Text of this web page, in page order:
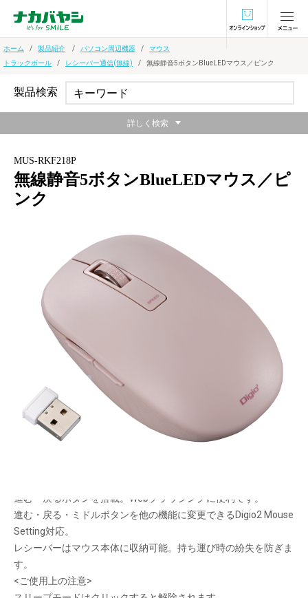
オンラインショ
ホーム 製品紹介 パソコン周辺機器
マウス
トラックボール
レシーバー通信(無線) 無線静音5ボタンBlueLEDマウス／ピンク
MUS-RKF218P
無線静音5ボタンBlueLEDマウス／ピ
ンク
全高34mm、高さを抑えた静音マウス。
メーカー希望小売価格：
+ 税
手のひらを自然にのせられるシンプルなデザイン。
左右ボタンには300万回テストをクリアした静音タフスイッチを
採用。周囲を気にせず操作に集中できます。
進む・戻るボタンを搭載。Webブラウジングに便利です。
進む・戻る・ミドルボタンを他の機能に変更できるDigio2 Mouse
Setting対応。
レシーバーはマウス本体に収納可能。持ち運び時の紛失を防ぎま
す。
<ご使用上の注意>
製品検索
詳しく検索